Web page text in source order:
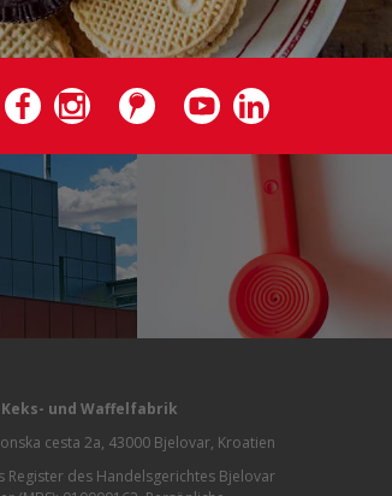
und Waffelfabrik
cesta 2a, 43000 Bjelovar, Kroatien
Register des Handelsgerichtes Bjelovar